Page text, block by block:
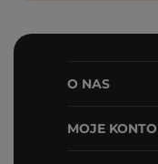
O NAS
MOJE KONTO